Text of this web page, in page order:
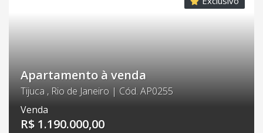
Apartamento à venda
Tijuca , Rio de Janeiro | Cód. AP0255
Venda
R$ 1.190.000,00